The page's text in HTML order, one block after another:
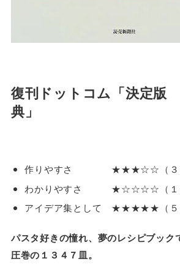
復刊ドットコム「決定版
典」
作りやすさ ★★★☆☆（３
わかりやすさ ★☆☆☆☆（１
アイデア集として ★★★★★（５
パスタ好きの憧れ、夢のレシピブック
圧巻の１３４７皿。